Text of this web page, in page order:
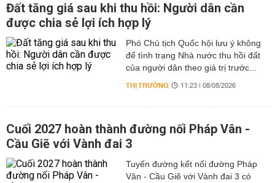
Các dự án mới như trạm biến áp 220kV Đức Hoà 2 và 3
cùng các tuyến đường dây đấu nối sẽ giảm tải cho các
trạm biến áp hiện hữu, mở rộng mạng lưới điện trung và
hạ thế, đồng thời nâng cao dịch vụ khách hàng liên quan
đến cung cấp điện.
Công tác cập nhật lịch cúp điện Đức Hoà được thực hiện
Tầm quan trọng của việc theo dõi lịch cúp điện Đức
Hòa
Việc thường xuyên cập nhật lịch cúp điện Đức Hòa
không chỉ giúp người dân và doanh nghiệp hạn chế gián
Đất tăng giá sau khi thu hồi: Người dân cần
được chia sẻ lợi ích hợp lý
Phó Chủ tịch Quốc hội lưu ý không
để tình trạng Nhà nước thu hồi đất
của người dân theo giá trị trước...
THỊ TRƯỜNG 11:23 | 08/08/2026
Cuối 2027 hoàn thành đường nối Pháp Vân -
Cầu Giẽ với Vành đai 3
Tuyến đường kết nối đường Pháp
Vân - Cầu Giẽ với Vành đai 3 có